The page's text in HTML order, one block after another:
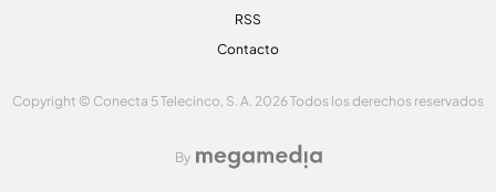
RSS
Contacto
Copyright © Conecta 5 Telecinco, S. A. 2026 Todos los derechos reservados
By